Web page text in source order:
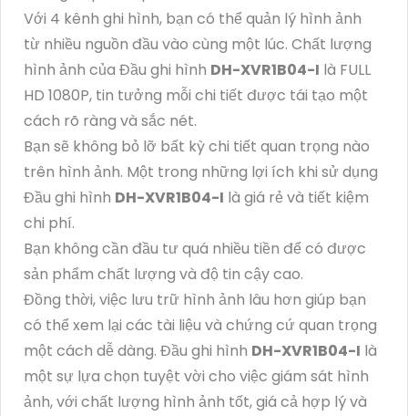
Với 4 kênh ghi hình, bạn có thể quản lý hình ảnh
từ nhiều nguồn đầu vào cùng một lúc. Chất lượng
hình ảnh của Đầu ghi hình DH-XVR1B04-I là FULL
HD 1080P, tin tưởng mỗi chi tiết được tái tạo một
cách rõ ràng và sắc nét.
Bạn sẽ không bỏ lỡ bất kỳ chi tiết quan trọng nào
trên hình ảnh. Một trong những lợi ích khi sử dụng
Đầu ghi hình DH-XVR1B04-I là giá rẻ và tiết kiệm
chi phí.
Bạn không cần đầu tư quá nhiều tiền để có được
sản phẩm chất lượng và độ tin cậy cao.
Đồng thời, việc lưu trữ hình ảnh lâu hơn giúp bạn
có thể xem lại các tài liệu và chứng cứ quan trọng
một cách dễ dàng. Đầu ghi hình DH-XVR1B04-I là
một sự lựa chọn tuyệt vời cho việc giám sát hình
ảnh, với chất lượng hình ảnh tốt, giá cả hợp lý và